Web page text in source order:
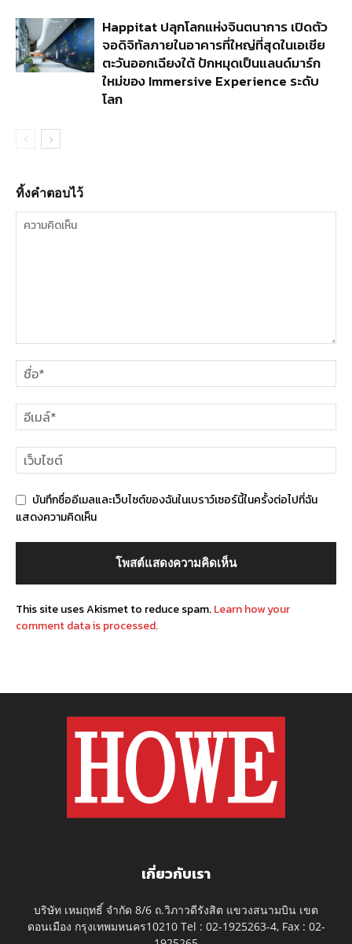
Happitat ปลุกโลกแห่งจินตนาการ เปิดตัว
จอดิจิทัลภายในอาคารที่ใหญ่ที่สุดในเอเชีย
ตะวันออกเฉียงใต้ ปักหมุดเป็นแลนด์มาร์ก
ใหม่ของ Immersive Experience ระดับ
โลก
ทิ้งคำตอบไว้
บันทึกชื่ออีเมลและเว็บไซต์ของฉันในเบราว์เซอร์นี้ในครั้งต่อไปที่ฉัน
แสดงความคิดเห็น
This site uses Akismet to reduce spam.Learn how your
comment data is processed.
เกี่ยวกับเรา
บริษัท เหมฤทธิ์ จำกัด 8/6 ถ.วิภาวดีรังสิต แขวงสนามบิน เขต
ดอนเมือง กรุงเทพมหนคร10210 Tel : 02-1925263-4, Fax : 02-